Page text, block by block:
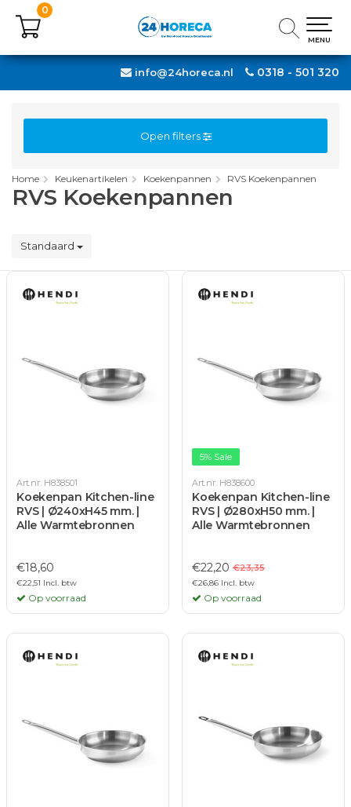
0318 - 501 320
info@24horeca.nl
0
MENU
0
MENU
Open filters
Home Keukenartikelen Koekenpannen RVS Koekenpannen
RVS Koekenpannen
Standaard
Art.nr. H838501
Koekenpan Kitchen-line
RVS | Ø240xH45 mm. |
Alle Warmtebronnen
€18,60
€22,51 Incl. btw
Op voorraad
5% Sale
Art.nr. H838600
Koekenpan Kitchen-line
RVS | Ø280xH50 mm. |
Alle Warmtebronnen
€22,20 €23,35
€26,86 Incl. btw
Op voorraad